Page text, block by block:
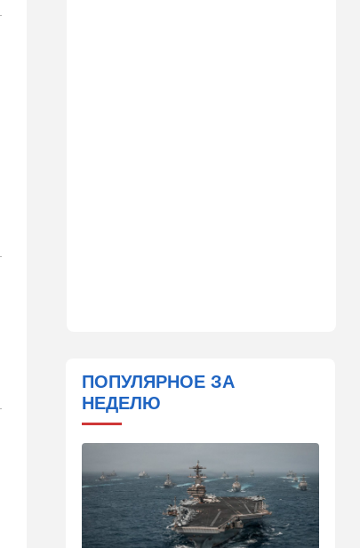
страны парализована
20:54 Израиль
не понравятся в Вашингтоне
20:20 В мире
В Москве после взрыва в
ресторане Balzi Rossi тайно
ПОПУЛЯРНОЕ ЗА
НЕДЕЛЮ